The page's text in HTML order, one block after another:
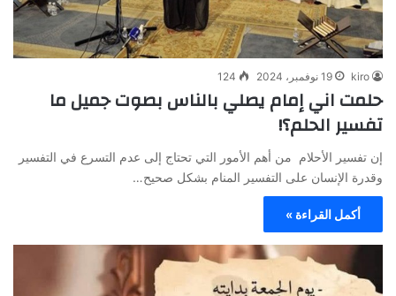
kiro 19 نوفمبر، 2024 124
حلمت اني إمام يصلي بالناس بصوت جميل ما
تفسير الحلم؟!
إن تفسير الأحلام من أهم الأمور التي تحتاج إلى عدم التسرع في التفسير
وقدرة الإنسان على التفسير المنام بشكل صحيح…
أكمل القراءة »